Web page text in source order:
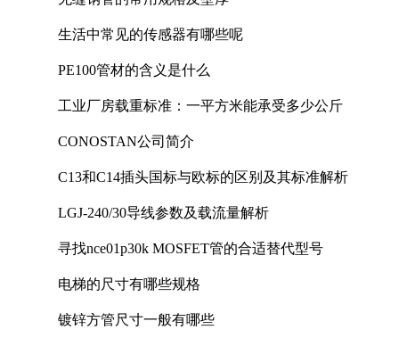
生活中常见的传感器有哪些呢
PE100管材的含义是什么
工业厂房载重标准：一平方米能承受多少公斤
CONOSTAN公司简介
C13和C14插头国标与欧标的区别及其标准解析
LGJ-240/30导线参数及载流量解析
寻找nce01p30k MOSFET管的合适替代型号
电梯的尺寸有哪些规格
镀锌方管尺寸一般有哪些